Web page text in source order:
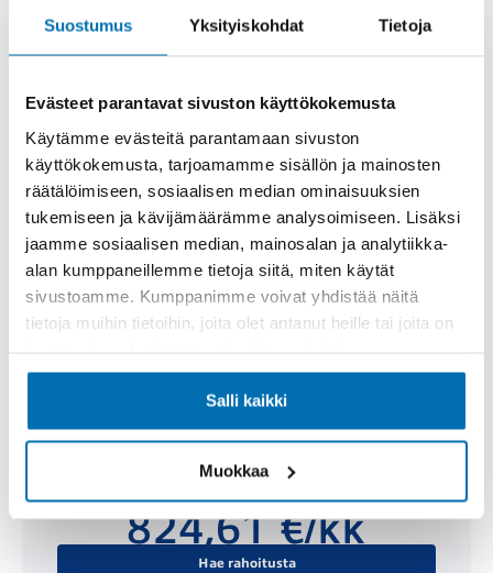
Suostumus Yksityiskohdat Tietoja
Evästeet parantavat sivuston käyttökokemusta
Käytämme evästeitä parantamaan sivuston
käyttökokemusta, tarjoamamme sisällön ja mainosten
räätälöimiseen, sosiaalisen median ominaisuuksien
tukemiseen ja kävijämäärämme analysoimiseen. Lisäksi
jaamme sosiaalisen median, mainosalan ja analytiikka-
alan kumppaneillemme tietoja siitä, miten käytät
sivustoamme. Kumppanimme voivat yhdistää näitä
tietoja muihin tietoihin, joita olet antanut heille tai joita on
Salli kaikki
Muokkaa
Käsiraha tai vaihtoauto (€)
Suurempi viimeinen erä (€)
Kuukausierä
824,61 €/kk
Hae rahoitusta